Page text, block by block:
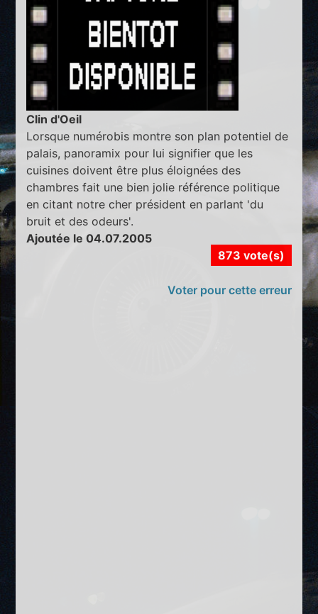
Clin d'Oeil
Lorsque numérobis montre son plan potentiel de
palais, panoramix pour lui signifier que les
cuisines doivent être plus éloignées des
chambres fait une bien jolie référence politique
en citant notre cher président en parlant 'du
bruit et des odeurs'.
Ajoutée le 04.07.2005
873 vote(s)
Voter pour cette erreur